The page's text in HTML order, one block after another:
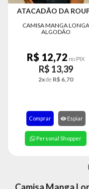
MODAATACADÃO DA
CAMISA MANGA LONGA
ALGODÃO
R$ 12,72 no PIX
R$ 13,39
2xde R$ 6,70
Comprar Espiar
Personal Shopper